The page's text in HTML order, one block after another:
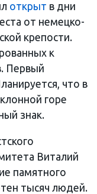
открыт в дни
от немецко-
крепости.
к
Первый
что в
горе
знак.
Виталий
памятного
тысяч людей.